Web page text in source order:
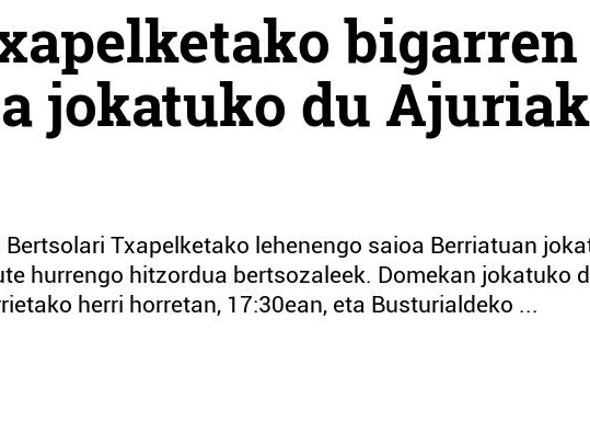
bigarren
jokatuko du Ajuriak
Txapelketako lehenengo saioa Berriatuan
hurrengo hitzordua bertsozaleek. Domekan jokatuko
herri horretan, 17:30ean, eta Busturialdeko ...